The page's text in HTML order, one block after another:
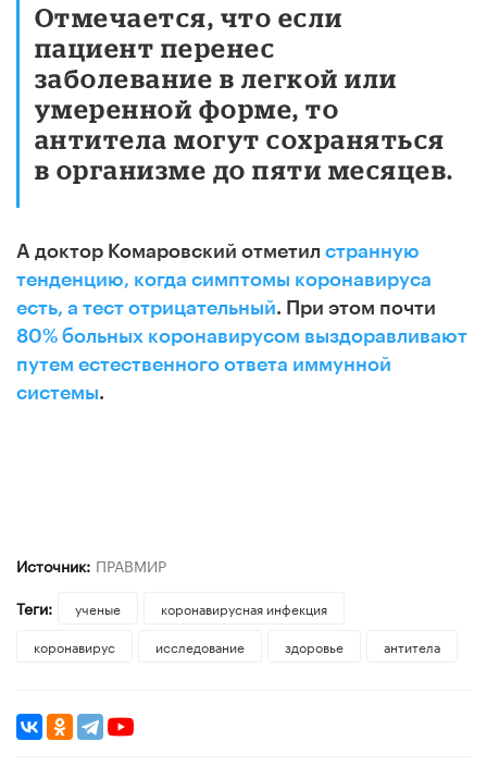
Отмечается, что если
пациент перенес
заболевание в легкой или
умеренной форме, то
антитела могут сохраняться
в организме до пяти месяцев.
А доктор Комаровский отметил странную
тенденцию, когда симптомы коронавируса
есть, а тест отрицательный. При этом почти
80% больных коронавирусом выздоравливают
путем естественного ответа иммунной
системы.
Источник: ПРАВМИР
Теги:
ученые
коронавирусная инфекция
коронавирус
исследование здоровье антитела